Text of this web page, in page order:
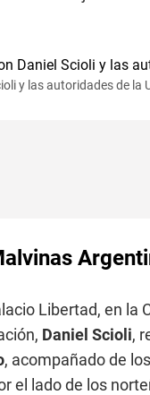
y las autoridades de la
Libertad, en la
Daniel Scioli,
, acompañado de
el lado de los